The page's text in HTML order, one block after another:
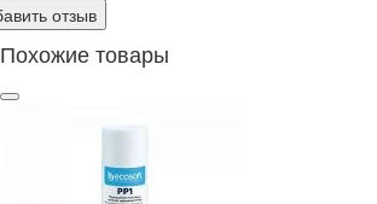
отзыв
Похожие товары